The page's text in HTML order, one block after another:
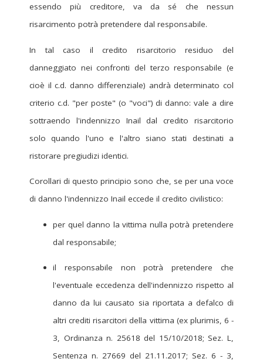
essendo più creditore, va da sé che nessun
risarcimento potrà pretendere dal responsabile.
In tal caso il credito risarcitorio residuo del
danneggiato nei confronti del terzo responsabile (e
cioè il c.d. danno differenziale) andrà determinato col
criterio c.d. "per poste" (o "voci") di danno: vale a dire
sottraendo l'indennizzo Inail dal credito risarcitorio
solo quando l'uno e l'altro siano stati destinati a
ristorare pregiudizi identici.
Corollari di questo principio sono che, se per una voce
di danno l'indennizzo Inail eccede il credito civilistico:
per quel danno la vittima nulla potrà pretendere
dal responsabile;
il responsabile non potrà pretendere che
l'eventuale eccedenza dell'indennizzo rispetto al
danno da lui causato sia riportata a defalco di
altri crediti risarcitori della vittima (ex plurimis, 6 -
3, Ordinanza n. 25618 del 15/10/2018; Sez. L,
Sentenza n. 27669 del 21.11.2017; Sez. 6 - 3,